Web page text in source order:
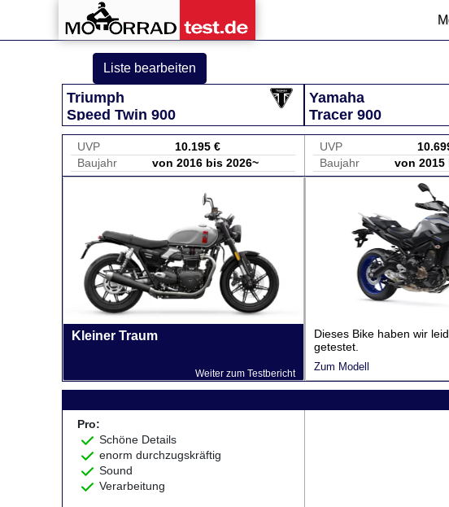
Liste bearbeiten
Triumph
Speed Twin 900
Yamaha
Tracer 900
UVP
10.195 €
Baujahr
von 2016 bis 2026~
UVP
Baujahr
von 2015
Kleiner Traum
Weiter zum Testbericht
Dieses Bike haben wir
getestet.
Zum Modell
Pro:
Schöne Details
enorm durchzugskräftig
Sound
Verarbeitung